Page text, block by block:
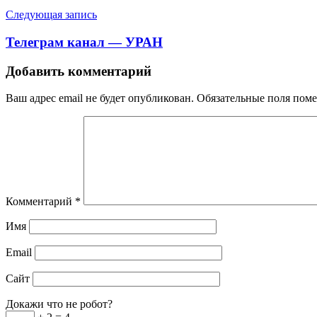
Следующая запись
Телеграм канал — УРАН
Добавить комментарий
Ваш адрес email не будет опубликован. Обязательные поля
Комментарий *
Имя
Email
Сайт
Докажи что не робот?